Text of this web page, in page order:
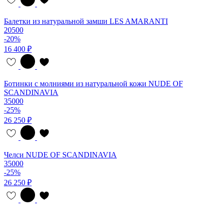
Балетки из натуральной замши LES AMARANTI
20500
-20%
16 400 ₽
Ботинки с молниями из натуральной кожи NUDE OF
SCANDINAVIA
35000
-25%
26 250 ₽
Челси NUDE OF SCANDINAVIA
35000
-25%
26 250 ₽